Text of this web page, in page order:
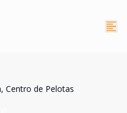
Centro de Pelotas